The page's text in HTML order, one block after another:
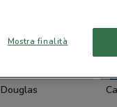
Douglas
Mostra finalità